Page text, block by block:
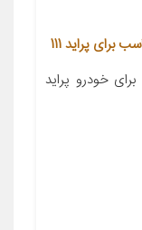
خودرو پراید